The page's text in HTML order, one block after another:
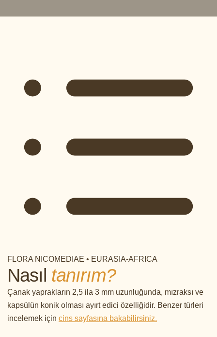
FLORA NICOMEDIAE • EURASIA-AFRICA
Nasıl tanırım?
Çanak yaprakların 2,5 ila 3 mm uzunluğunda, mızraksı ve
kapsülün konik olması ayırt edici özelliğidir. Benzer türleri
incelemek için cins sayfasına bakabilirsiniz.